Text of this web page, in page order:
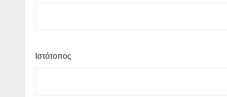
Ιστότοπος